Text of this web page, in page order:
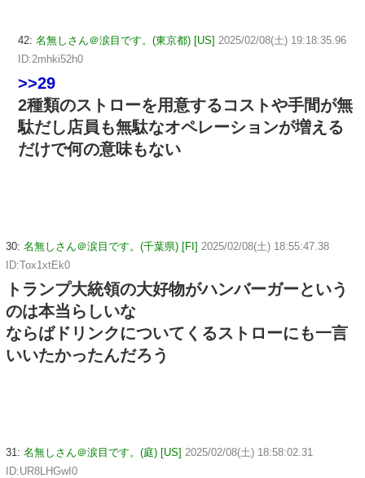
42: 名無しさん＠涙目です。(東京都) [US] 2025/02/08(土) 19:18:35.96
ID:2mhki52h0
>>29
2種類のストローを用意するコストや手間が無
駄だし店員も無駄なオペレーションが増える
だけで何の意味もない
30: 名無しさん＠涙目です。(千葉県) [FI] 2025/02/08(土) 18:55:47.38
ID:Tox1xtEk0
トランプ大統領の大好物がハンバーガーという
のは本当らしいな
ならばドリンクについてくるストローにも一言
いいたかったんだろう
31: 名無しさん＠涙目です。(庭) [US] 2025/02/08(土) 18:58:02.31
ID:UR8LHGwI0